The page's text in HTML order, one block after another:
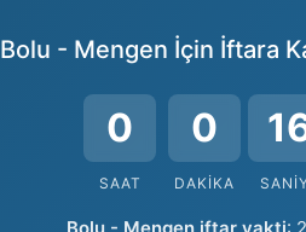
Bolu - Mengen İçin İftara
0
SAAT
0
DAKIKA